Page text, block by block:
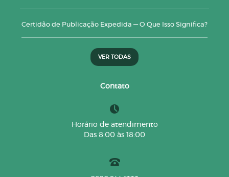
Certidão de Publicação Expedida — O Que Isso Significa?
VER TODAS
Contato
Horário de atendimento
Das 8:00 às 18:00